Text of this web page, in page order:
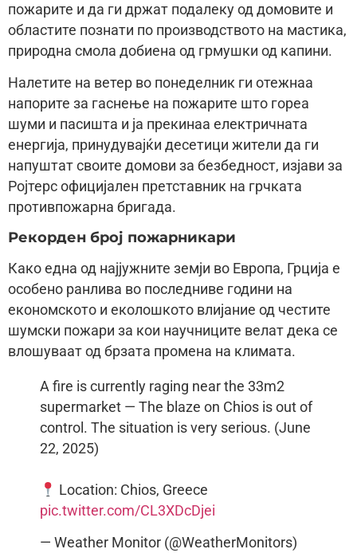
пожарите и да ги држат подалеку од домовите и
областите познати по производството на мастика,
природна смола добиена од грмушки од капини.
Налетите на ветер во понеделник ги отежнаа
напорите за гаснење на пожарите што гореа
шуми и пасишта и ја прекинаа електричната
енергија, принудувајќи десетици жители да ги
напуштат своите домови за безбедност, изјави за
Ројтерс официјален претставник на грчката
противпожарна бригада.
Рекорден број пожарникари
Како една од најјужните земји во Европа, Грција е
особено ранлива во последниве години на
економското и еколошкото влијание од честите
шумски пожари за кои научниците велат дека се
влошуваат од брзaта промена на климата.
A fire is currently raging near the 33m2
supermarket — The blaze on Chios is out of
control. The situation is very serious. (June
22, 2025)
Location: Chios, Greece
pic.twitter.com/CL3XDcDjei
— Weather Monitor (@WeatherMonitors)